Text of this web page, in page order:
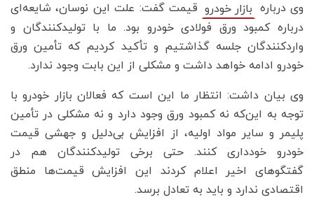
وی درباره بازار خودرو قیمت گفت: علت این نوسان، شایعه‌ای
درباره کمبود ورق فولادی خودرو بود. ما با تولیدکنندگان و
واردکنندگان جلسه گذاشتیم و تأکید کردیم که تأمین ورق
خودرو ادامه خواهد داشت و مشکلی از این بابت وجود ندارد.
وی بیان داشت: انتظار ما این است که فعالان بازار خودرو با
توجه به این‌که نه کمبود ورق وجود دارد و نه مشکلی در تأمین
پلیمر و سایر مواد اولیه، از افزایش بی‌دلیل و جهشی قیمت
خودرو خودداری کنند. حتی برخی تولیدکنندگان هم در
گفتگوهای اخیر اعلام کردند این افزایش قیمت‌ها منطق
اقتصادی ندارد و باید به تعادل برسد.